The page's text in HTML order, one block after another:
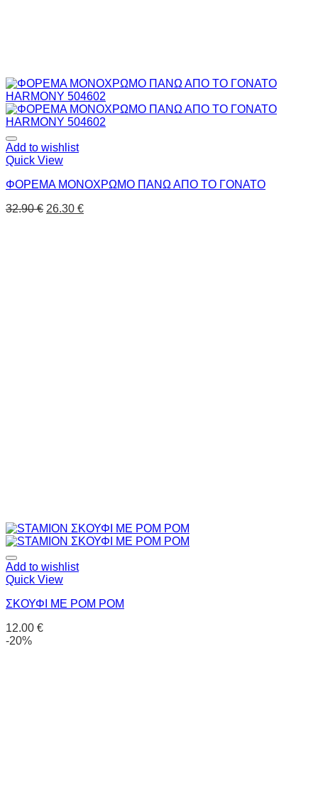
Add to wishlist
Quick View
ΦΟΡΕΜΑ ΜΟΝΟΧΡΩΜΟ ΠΑΝΩ ΑΠΟ ΤΟ ΓΟΝΑΤΟ
32.90€ 26.30 €
Add to wishlist
Quick View
ΣΚΟΥΦΙ ΜΕ POM POM
12.00 €
-20%